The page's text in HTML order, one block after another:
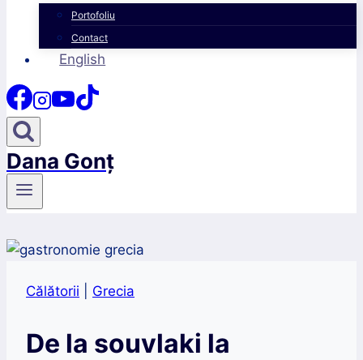
Portofoliu
Contact
English
Dana Gonț
Călătorii Grecia
De la souvlaki la